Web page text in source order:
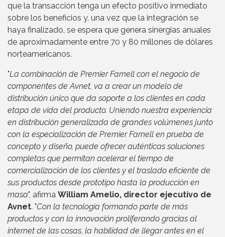
que la transacción tenga un efecto positivo inmediato
sobre los beneficios y, una vez que la integración se
haya finalizado, se espera que genera sinergias anuales
de aproximadamente entre 70 y 80 millones de dólares
norteamericanos.
"La combinación de Premier Farnell con el negocio de
componentes de Avnet, va a crear un modelo de
distribución único que da soporte a los clientes en cada
etapa de vida del producto. Uniendo nuestra experiencia
en distribución generalizada de grandes volúmenes junto
con la especialización de Premier Farnell en prueba de
concepto y diseño, puede ofrecer auténticas soluciones
completas que permitan acelerar el tiempo de
comercialización de los clientes y el traslado eficiente de
sus productos desde prototipo hasta la producción en
masa", afirma William Amelio, director ejecutivo de
Avnet. "Con la tecnología formando parte de más
productos y con la innovación proliferando gracias al
internet de las cosas, la habilidad de llegar antes en el